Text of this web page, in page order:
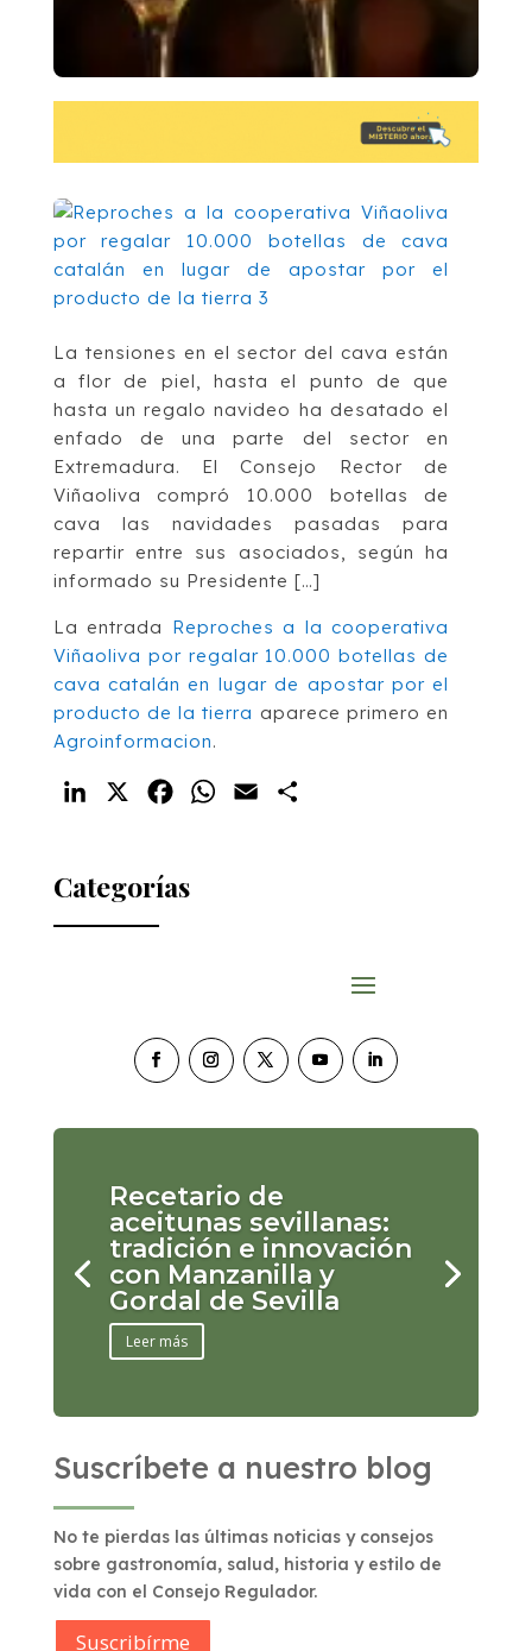
La tensiones en el sector del cava están
a flor de piel, hasta el punto de que
hasta un regalo navideo ha desatado el
enfado de una parte del sector en
Extremadura. El Consejo Rector de
Viñaoliva compró 10.000 botellas de
cava las navidades pasadas para
repartir entre sus asociados, según ha
informado su Presidente […]
La entrada Reproches a la cooperativa
Viñaoliva por regalar 10.000 botellas de
cava catalán en lugar de apostar por el
producto de la tierra aparece primero en
Agroinformacion.
LinkedIn FacebookWhatsApp
Email
Categorías
Recetario de
aceitunas sevillanas:
tradición e innovación
con Manzanilla y
Gordal de Sevilla
Leer más
Suscríbete a nuestro blog
No te pierdas las últimas noticias y consejos
sobre gastronomía, salud, historia y estilo de
vida con el Consejo Regulador.
Suscribírme